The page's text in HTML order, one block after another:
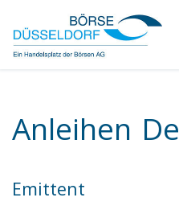
Anleihen
Emittent